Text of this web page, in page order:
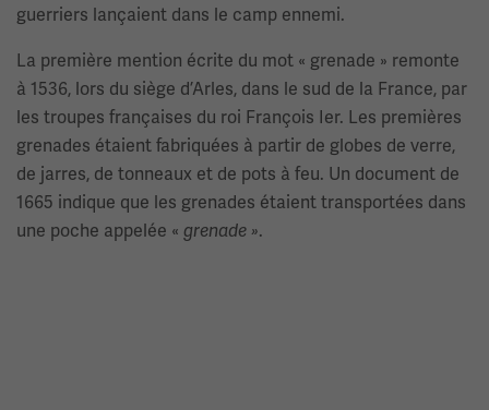
guerriers lançaient dans le camp ennemi.
La première mention écrite du mot « grenade » remonte
à 1536, lors du siège d’Arles, dans le sud de la France, par
les troupes françaises du roi François Ier. Les premières
grenades étaient fabriquées à partir de globes de verre,
de jarres, de tonneaux et de pots à feu. Un document de
1665 indique que les grenades étaient transportées dans
une poche appelée « grenade ».